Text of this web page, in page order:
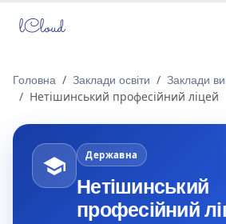
lCloud
Головна Заклади освіти Заклади
Нетішинський професійний ліцей
Державна
Нетішинський
професійний